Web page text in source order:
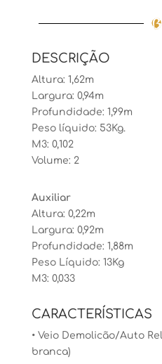
DESCRIÇÃO
Altura: 1,62m
Largura: 0,94m
Profundidade: 1,99m
Peso líquido: 53Kg.
M3: 0,102
Volume: 2
Auxiliar
Altura: 0,22m
Largura: 0,92m
Profundidade: 1,88m
Peso Líquido: 13Kg
M3: 0,033
CARACTERÍSTICAS
• Veio Demolicão/Auto
branca)